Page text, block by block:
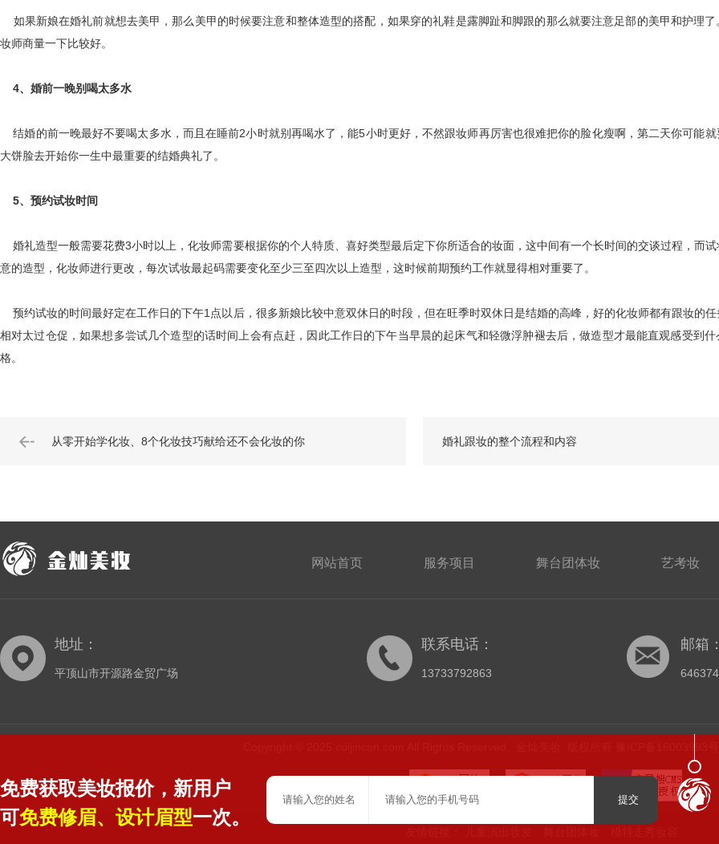
如果新娘在婚礼前就想去美甲，那么美甲的时候要注意和整体造型的搭配，如果穿的礼鞋是露脚趾和脚跟的那么就要注意足部的美甲和护理
妆师商量一下比较好。
4、婚前一晚别喝太多水
结婚的前一晚最好不要喝太多水，而且在睡前2小时就别再喝水了，能5小时更好，不然跟妆师再厉害也很难把你的脸化瘦啊，第二天你可能
大饼脸去开始你一生中最重要的结婚典礼了。
5、预约试妆时间
婚礼造型一般需要花费3小时以上，化妆师需要根据你的个人特质、喜好类型最后定下你所适合的妆面，这中间有一个长时间的交谈过程，而
意的造型，化妆师进行更改，每次试妆最起码需要变化至少三至四次以上造型，这时候前期预约工作就显得相对重要了。
预约试妆的时间最好定在工作日的下午1点以后，很多新娘比较中意双休日的时段，但在旺季时双休日是结婚的高峰，好的化妆师都有跟妆的任
相对太过仓促，如果想多尝试几个造型的话时间上会有点赶，因此工作日的下午当早晨的起床气和轻微浮肿褪去后，做造型才最能直观感受到
格。
从零开始学化妆、8个化妆技巧献给还不会化妆的你 婚礼跟妆的整个流程和内容
网站首页 服务项目 舞台团体妆 艺考妆
地址：
平顶山市开源路金贸广场
联系电话：
13733792863
邮箱：
免费获取美妆报价，新用户
可免费修眉、设计眉型一次。